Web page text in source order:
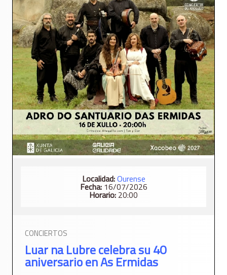
Localidad:Ourense
Fecha:16/07/2026
Horario: 20:00
CONCIERTOS
Luar na Lubre celebra su 40
aniversario en As Ermidas